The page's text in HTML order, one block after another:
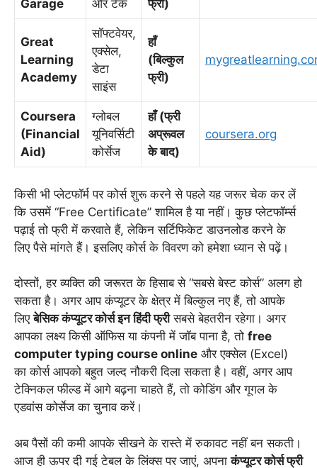
Garage और टेक फ्री)
Great
Learning
Academy
सॉफ्टवेयर,
एक्सेल,
डेटा
साइंस
हाँ
(बिल्कुल
फ्री)
Coursera
(Financial
Aid)
ग्लोबल
यूनिवर्सिटी
कोर्सेज
हाँ (फ्री
अप्रूवल
के बाद)
coursera.org
किसी भी प्लेटफॉर्म पर कोर्स शुरू करने से पहले यह जरूर चेक कर लें
कि उसमें “Free Certificate” शामिल है या नहीं। कुछ प्लेटफॉर्म्स
पढ़ाई तो फ्री में करवाते हैं, लेकिन सर्टिफिकेट डाउनलोड करने के
लिए पैसे मांगते हैं। इसलिए कोर्स के विवरण को हमेशा ध्यान से पढ़ें।
दोस्तों, हर व्यक्ति की जरूरत के हिसाब से “सबसे बेस्ट कोर्स” अलग हो
सकता है। अगर आप कंप्यूटर के क्षेत्र में बिल्कुल नए हैं, तो आपके
लिएबेसिक कंप्यूटर कोर्स इन हिंदी फ्रीसबसे बेहतरीन रहेगा। अगर
आपका लक्ष्य किसी ऑफिस या कंपनी में जॉब पाना है, तो free
computer typing course online और एक्सेल (Excel)
का कोर्स आपको बहुत जल्द नौकरी दिला सकता है। वहीं, अगर आप
टेक्निकल फील्ड में आगे बढ़ना चाहते हैं, तो कोडिंग और गूगल के
एडवांस कोर्सेज का चुनाव करें।
अब पैसों की कमी आपके सीखने के रास्ते में रुकावट नहीं बन सकती।
आज ही ऊपर दी गई टेबल के लिंक्स पर जाएं, अपनाकंप्यूटर कोर्स फ्री